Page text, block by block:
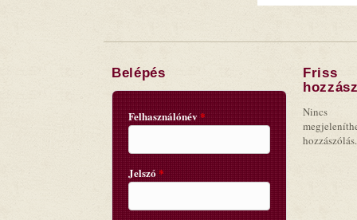
Belépés
Felhasználónév*
Jelszó*
Friss
Nincs
hozzászólás.